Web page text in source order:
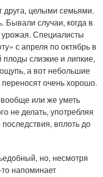
друга, целыми семьями.
Бывали случаи, когда в
Специалисты
с апреля по октябрь в
слизкие и липкие,
а вот небольшие
очень хорошо.
или же уметь
не делать, употребляя
вплоть до
но, несмотря
напоминает